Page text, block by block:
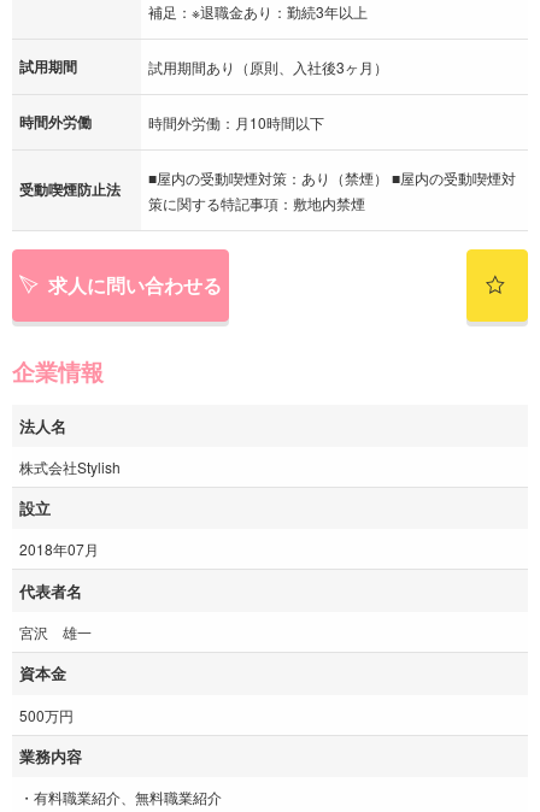
補足：※退職金あり：勤続3年以上
試用期間 試用期間あり（原則、入社後3ヶ月）
時間外労働 時間外労働：月10時間以下
受動喫煙防止法
■屋内の受動喫煙対策：あり（禁煙） ■屋内の受動喫煙対
策に関する特記事項：敷地内禁煙
求人に問い合わせる
企業情報
法人名
株式会社Stylish
設立
2018年07月
代表者名
宮沢 雄一
資本金
500万円
業務内容
・有料職業紹介、無料職業紹介